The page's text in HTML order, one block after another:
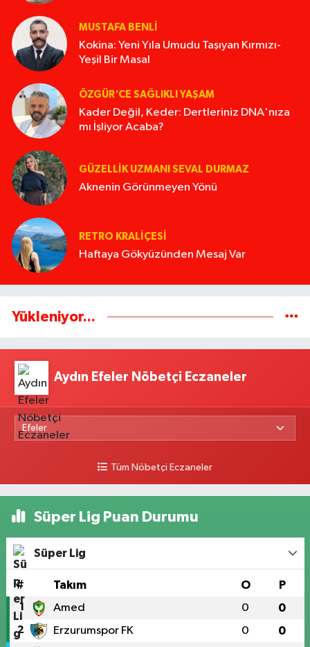
MUSTAFA BENLI
Kokina: Yeni Yıla Umudu Taşıyan Kırmızı-
Yeşil Bir Masal
ÖZGÜR'CE SAĞLIKLI YAŞAM
Kader Değil, Keder: Dertleriniz DNA'nıza
mı İşliyor Acaba?
GÜZELLIK UZMANI SEVAL DURMAZ
Aknenin Görünmeyen Yönü
RETRO KRALIÇESI
Haftaya Gökyüzünden Mesaj Var
Yükleniyor...
Aydın Efeler Nöbetçi Eczaneler
Tüm Nöbetçi Eczaneler
Süper Lig Puan Durumu
Süper Lig
# Takım O P
1 Amed 0 0
2 Erzurumspor FK 0 0